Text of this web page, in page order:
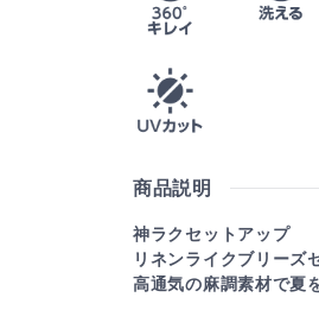
商品説明
神ラクセットアップ
リネンライクブリーズ
高通気の麻調素材で夏